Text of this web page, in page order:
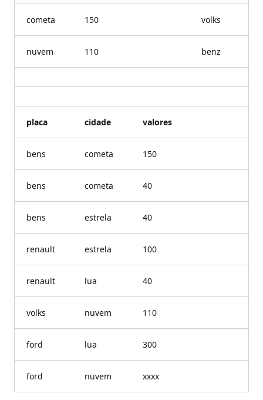
cometa 150 volks
nuvem 110 benz
placa cidade valores
bens cometa 150
bens cometa 40
bens estrela 40
renault estrela 100
renault lua 40
volks nuvem 110
ford lua 300
ford nuvem xxxx